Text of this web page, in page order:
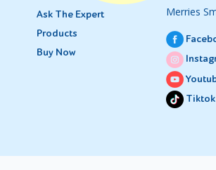
Ask The Expert
Products
Buy Now
Merries
Tiktok